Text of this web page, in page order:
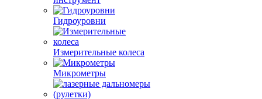
Гидроуровни
Измерительные колеса
Микрометры